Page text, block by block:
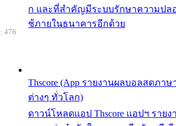
ก และที่สำคัญมีระบบรักษาความปล
ช้ภายในธนาคารอีกด้วย
Thscore (App รายงานผลบอลสดภา
ต่างๆ ทั่วโลก)
ดาวน์โหลดแอป Thscore แอปฯ ราย
476